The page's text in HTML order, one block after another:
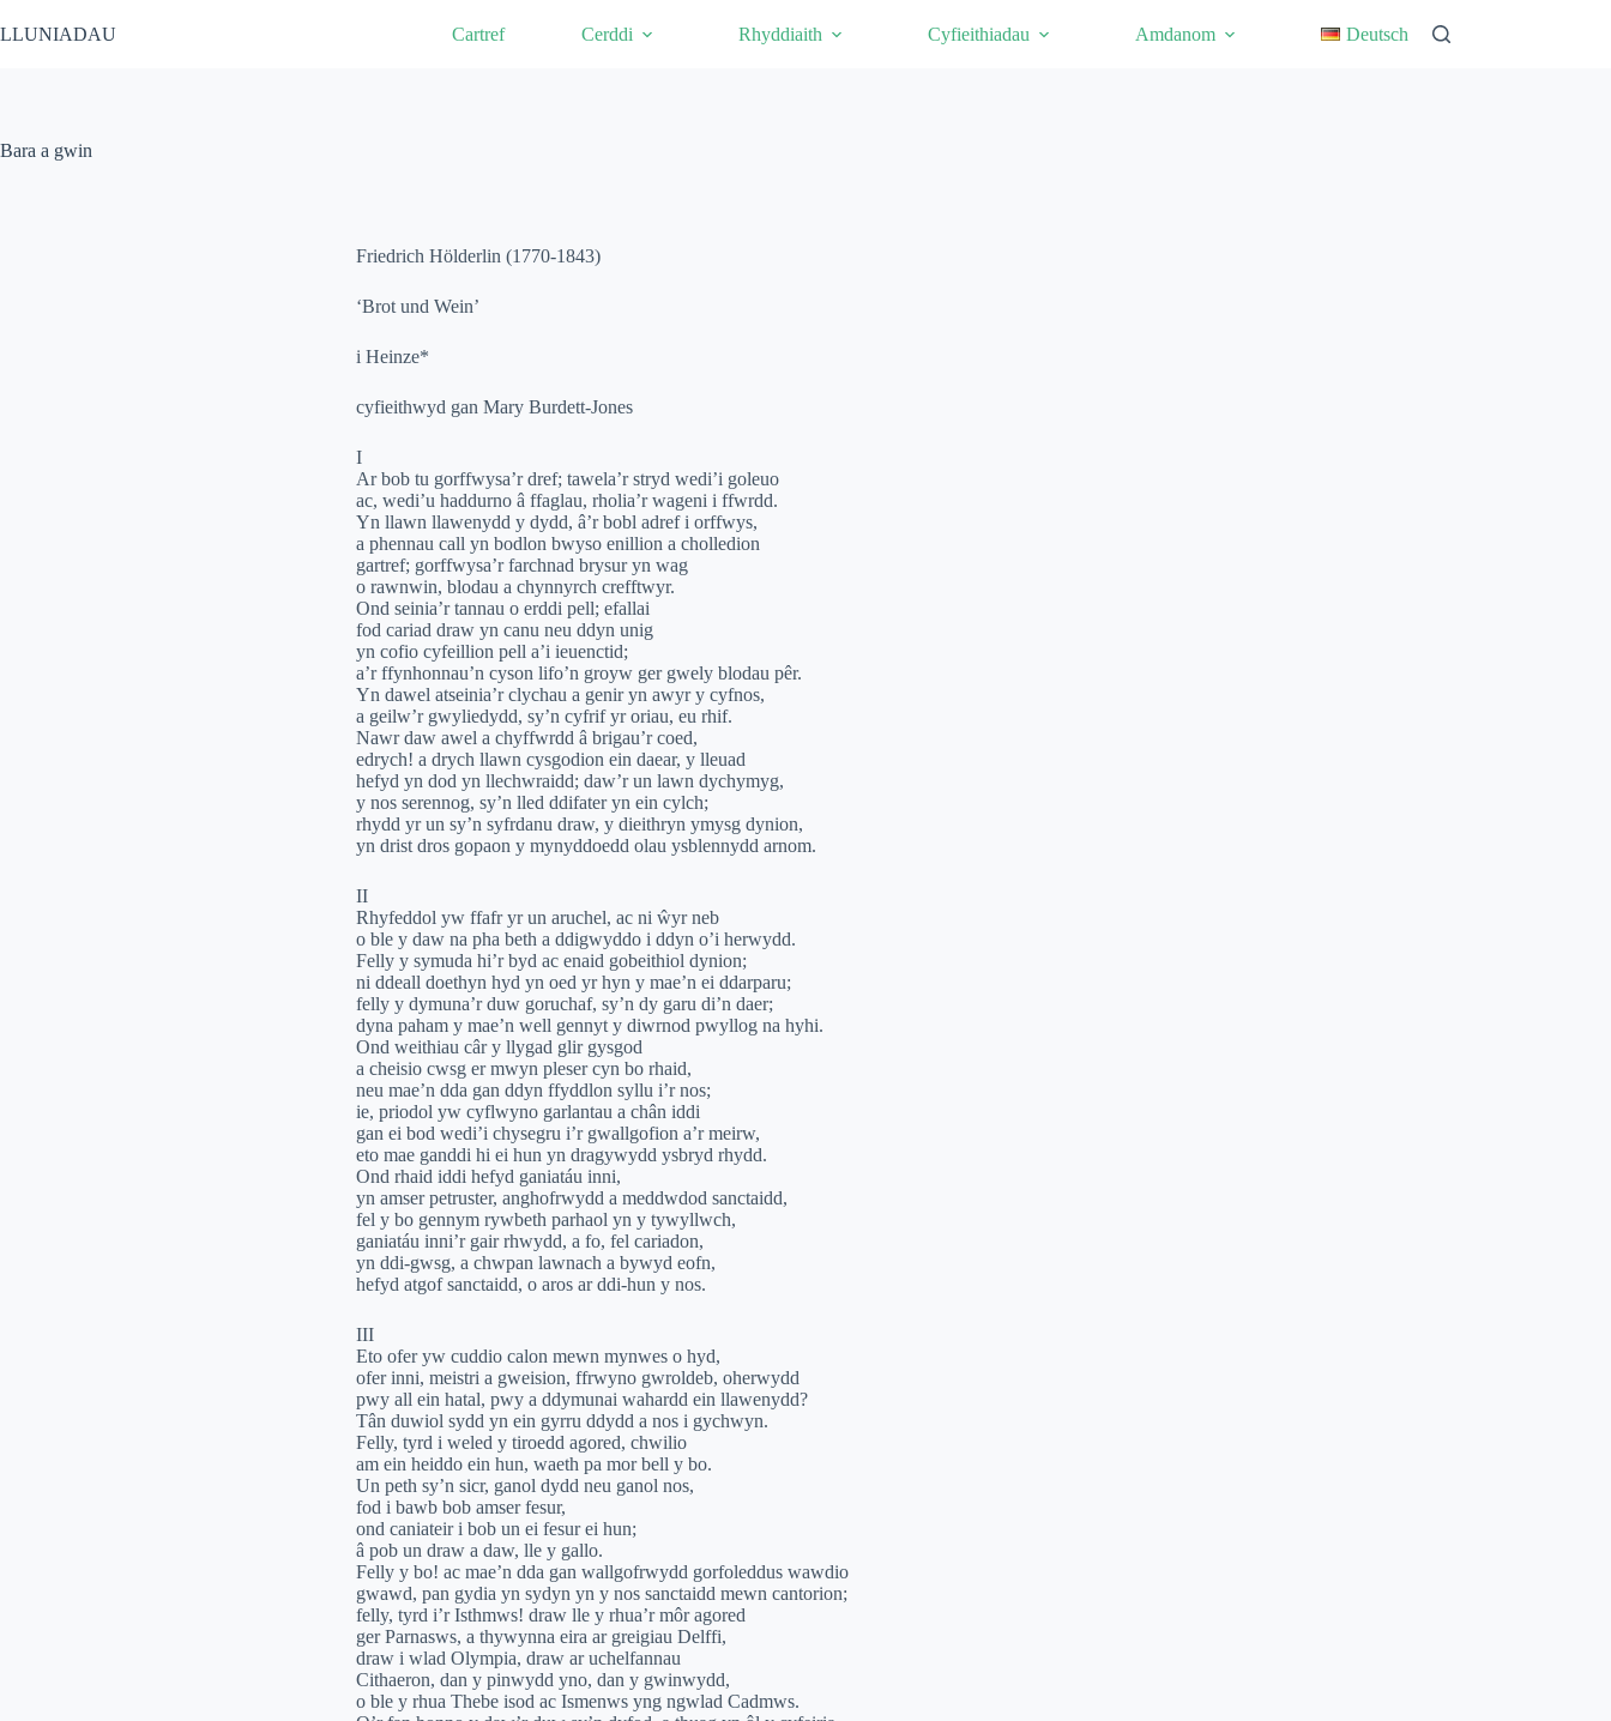
LLUNIADAU Cartref Cerddi Rhyddiaith Cyfieithiadau Amdanom Deutsch
Bara a gwin
Friedrich Hölderlin (1770-1843)
‘Brot und Wein’
i Heinze*
cyfieithwyd gan Mary Burdett-Jones
I
Ar bob tu gorffwysa’r dref; tawela’r stryd wedi’i goleuo
ac, wedi’u haddurno â ffaglau, rholia’r wageni i ffwrdd.
Yn llawn llawenydd y dydd, â’r bobl adref i orffwys,
a phennau call yn bodlon bwyso enillion a cholledion
gartref; gorffwysa’r farchnad brysur yn wag
o rawnwin, blodau a chynnyrch crefftwyr.
Ond seinia’r tannau o erddi pell; efallai
fod cariad draw yn canu neu ddyn unig
yn cofio cyfeillion pell a’i ieuenctid;
a’r ffynhonnau’n cyson lifo’n groyw ger gwely blodau pêr.
Yn dawel atseinia’r clychau a genir yn awyr y cyfnos,
a geilw’r gwyliedydd, sy’n cyfrif yr oriau, eu rhif.
Nawr daw awel a chyffwrdd â brigau’r coed,
edrych! a drych llawn cysgodion ein daear, y lleuad
hefyd yn dod yn llechwraidd; daw’r un lawn dychymyg,
y nos serennog, sy’n lled ddifater yn ein cylch;
rhydd yr un sy’n syfrdanu draw, y dieithryn ymysg dynion,
yn drist dros gopaon y mynyddoedd olau ysblennydd arnom.
II
Rhyfeddol yw ffafr yr un aruchel, ac ni ŵyr neb
o ble y daw na pha beth a ddigwyddo i ddyn o’i herwydd.
Felly y symuda hi’r byd ac enaid gobeithiol dynion;
ni ddeall doethyn hyd yn oed yr hyn y mae’n ei ddarparu;
felly y dymuna’r duw goruchaf, sy’n dy garu di’n daer;
dyna paham y mae’n well gennyt y diwrnod pwyllog na hyhi.
Ond weithiau câr y llygad glir gysgod
a cheisio cwsg er mwyn pleser cyn bo rhaid,
neu mae’n dda gan ddyn ffyddlon syllu i’r nos;
ie, priodol yw cyflwyno garlantau a chân iddi
gan ei bod wedi’i chysegru i’r gwallgofion a’r meirw,
eto mae ganddi hi ei hun yn dragywydd ysbryd rhydd.
Ond rhaid iddi hefyd ganiatáu inni,
yn amser petruster, anghofrwydd a meddwdod sanctaidd,
fel y bo gennym rywbeth parhaol yn y tywyllwch,
ganiatáu inni’r gair rhwydd, a fo, fel cariadon,
yn ddi-gwsg, a chwpan lawnach a bywyd eofn,
hefyd atgof sanctaidd, o aros ar ddi-hun y nos.
III
Eto ofer yw cuddio calon mewn mynwes o hyd,
ofer inni, meistri a gweision, ffrwyno gwroldeb, oherwydd
pwy all ein hatal, pwy a ddymunai wahardd ein llawenydd?
Tân duwiol sydd yn ein gyrru ddydd a nos i gychwyn.
Felly, tyrd i weled y tiroedd agored, chwilio
am ein heiddo ein hun, waeth pa mor bell y bo.
Un peth sy’n sicr, ganol dydd neu ganol nos,
fod i bawb bob amser fesur,
ond caniateir i bob un ei fesur ei hun;
â pob un draw a daw, lle y gallo.
Felly y bo! ac mae’n dda gan wallgofrwydd gorfoleddus wawdio
gwawd, pan gydia yn sydyn yn y nos sanctaidd mewn cantorion;
felly, tyrd i’r Isthmws! draw lle y rhua’r môr agored
ger Parnasws, a thywynna eira ar greigiau Delffi,
draw i wlad Olympia, draw ar uchelfannau
Cithaeron, dan y pinwydd yno, dan y gwinwydd,
o ble y rhua Thebe isod ac Ismenws yng ngwlad Cadmws.